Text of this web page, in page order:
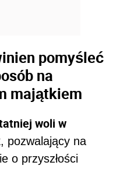
pomyśleć
na
majątkiem
woli w
pozwalający na
o przyszłości